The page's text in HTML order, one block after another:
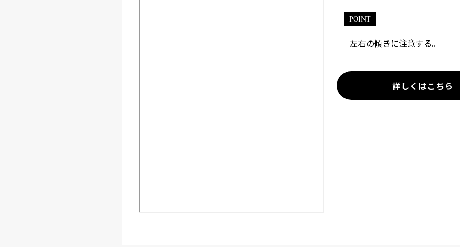
POINT
左右の傾きに注意する。
詳しくはこちら